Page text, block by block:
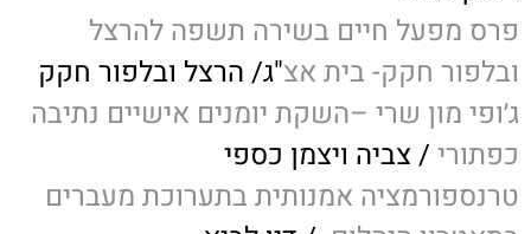
פרס מפעל חיים בשירה תשפה להרצל
ובלפור חקק- בית אצ"ג/ הרצל ובלפור חקק
ג׳ופי מון שרי –השקת יומנים אישיים נתיבה
כפתורי / צביה ויצמן כספי
טרנספורמציה אמנותית בתערוכת מעברים